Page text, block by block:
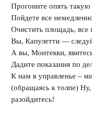
Прогоните опять
Пойдете все
Очистить площадь, все
Вы, Капулетти —
А вы, Монтекки,
Дадите показания по
К нам в управленье –
(обращаясь к толпе)
разойдитесь!